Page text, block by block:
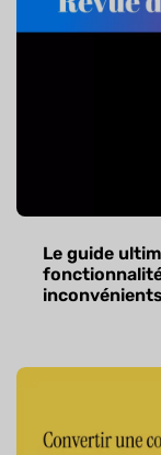
Le guide
inconvénients